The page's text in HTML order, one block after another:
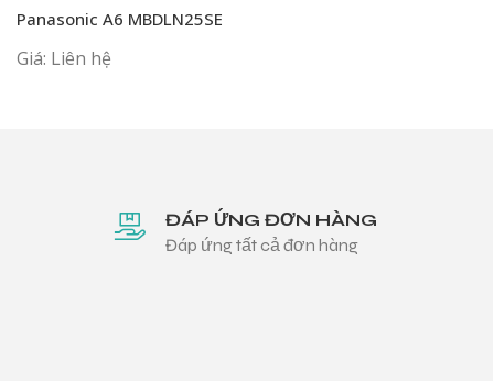
Panasonic A6 MBDLN25SE
Giá: Liên hệ
ĐÁP ỨNG ĐƠN HÀNG
Đáp ứng tất cả đơn hàng